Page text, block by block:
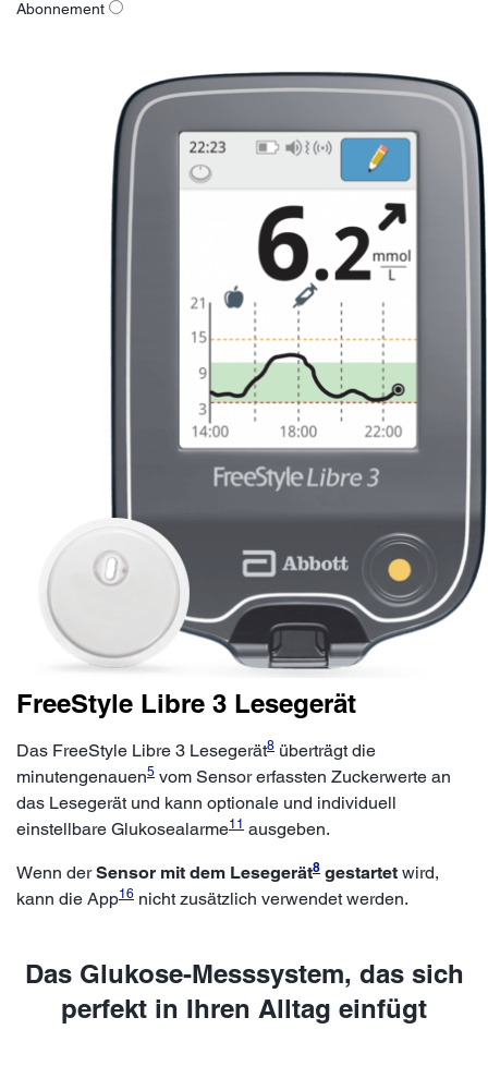
Abonnement
FreeStyle Libre 3 Lesegerät
Das FreeStyle Libre 3 Lesegerät8 überträgt die
minutengenauen5 vom Sensor erfassten Zuckerwerte an
das Lesegerät und kann optionale und individuell
einstellbare Glukosealarme11 ausgeben.
Wenn derSensor mit dem Lesegerät8 gestartet wird,
kann die App16 nicht zusätzlich verwendet werden.
Das Glukose-Messsystem, das sich
perfekt in Ihren Alltag einfügt